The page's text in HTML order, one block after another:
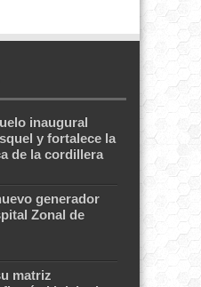
inaugural
y fortalece la
de la cordillera
generador
Zonal de
matriz